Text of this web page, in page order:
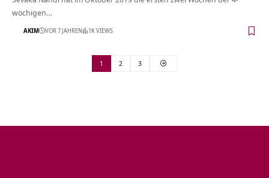
wöchigen…
AKIM VOR 7 JAHREN 1K VIEWS
1 2 3